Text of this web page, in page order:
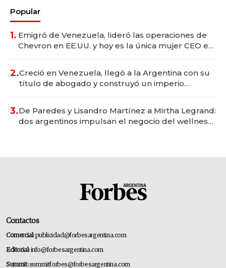
Popular
1. Emigró de Venezuela, lideró las operaciones de
Chevron en EE.UU. y hoy es la única mujer CEO en
2.Creció en Venezuela, llegó a la Argentina con su
título de abogado y construyó un imperio
3.De Paredes y Lisandro Martínez a Mirtha Legrand:
dos argentinos impulsan el negocio del wellness
Contactos
Comercial:publicidad@forbesargentina.com
Editorial:info@forbesargentina.com
Summit:summitforbes@forbesargentina.com